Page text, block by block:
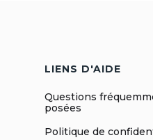
LIENS D'AIDE
Questions
posées
Politique de